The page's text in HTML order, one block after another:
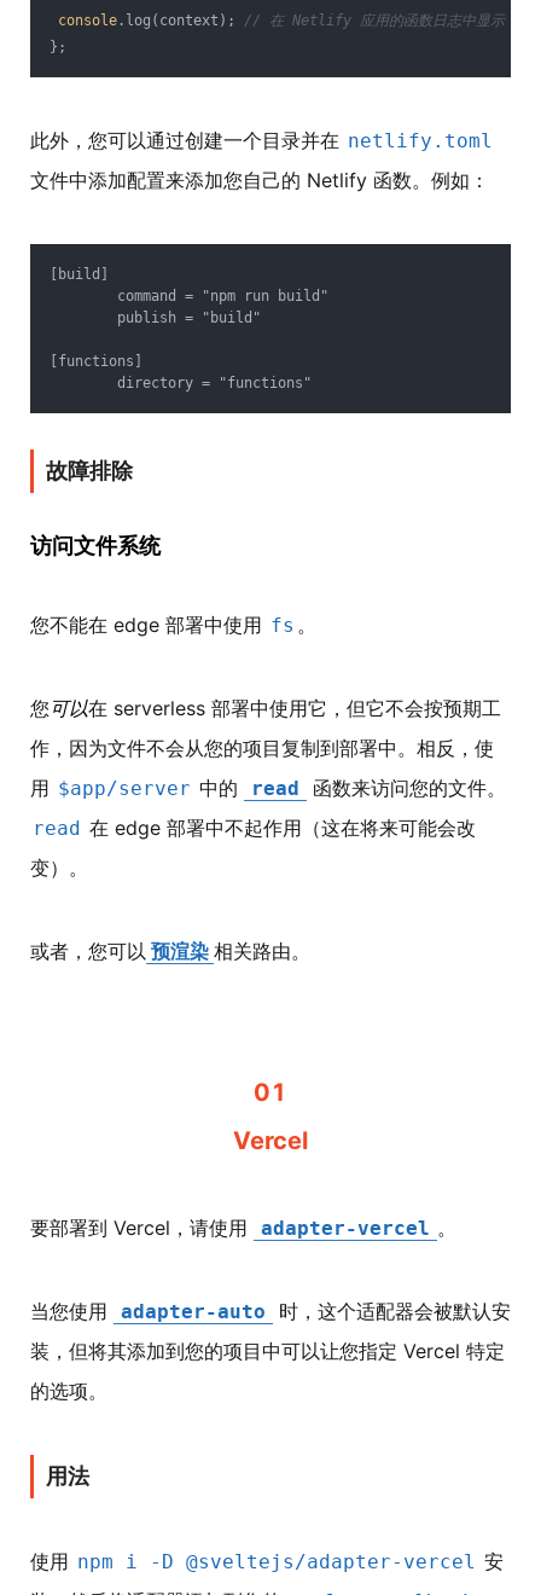
console .log(context); // 在 Netlify 应用的函数日志中显示
};
此外，您可以通过创建一个目录并在 netlify.toml
文件中添加配置来添加您自己的 Netlify 函数。例如：
[build]
	command = "npm run build"
	publish = "build"
[functions]
故障排除
访问文件系统
您不能在 edge 部署中使用 fs 。
您 可以在 serverless 部署中使用它，但它不会按预期工
作，因为文件不会从您的项目复制到部署中。相反，使
用 $app/server 中的 read 函数来访问您的文件。
read 在 edge 部署中不起作用（这在将来可能会改
变）。
或者，您可以 预渲染 相关路由。
01
Vercel
要部署到 Vercel，请使用 adapter-vercel 。
当您使用 adapter-auto
时，这个适配器会被默认安
装，但将其添加到您的项目中可以让您指定 Vercel 特定
的选项。
用法
使用 npm i -D @sveltejs/adapter-vercel 安